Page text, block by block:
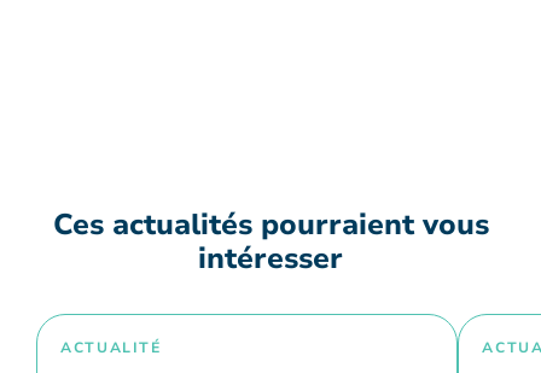
Ces actualités pourraient vous
intéresser
ACTUALITÉ